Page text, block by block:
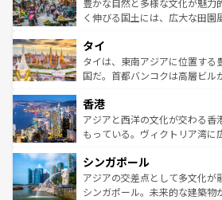
照してほしい。
まで、さまざまな韓国料理が待
リティに包まれながら、韓国の
わってみてほしい。
覧を参照してほしい。
豊かな自然と多様な文化が魅力
く伸びる国土には、広大な田園
急速な発展と共に伝統が息づく
ーチミン市のフランス統治時代
醸し出している。また、バラエ
とつ。フォーやバインミー、ベ
ひ現地で味わいたい。どの地域
が旅行者を迎えてくれるので、
参照してほしい。
タイ
タイは、東南アジアに位置する
国だ。首都バンコクは高層ビル
の活気が交差している。北部で
帯で自然と触れ合い、南部では
いビーチでリゾート気分を楽し
激する。気候は一年中温暖で、
が待っている。親しみやすいタ
た文化、そして多様な観光資源
香港
アジアと西洋の文化が交わる香
もっている。ヴィクトリア湾に
み、どこを訪れても感動するは
ており、効率よく見どころを回
うな絶景から文化的な体験まで
シンガポール
アジアの交差点として多文化が
シンガポール。未来的な建築物